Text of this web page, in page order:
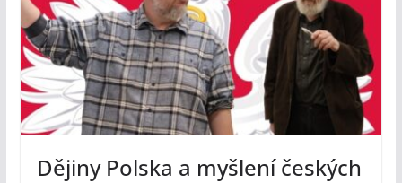
Dějiny Polska a myšlení českých